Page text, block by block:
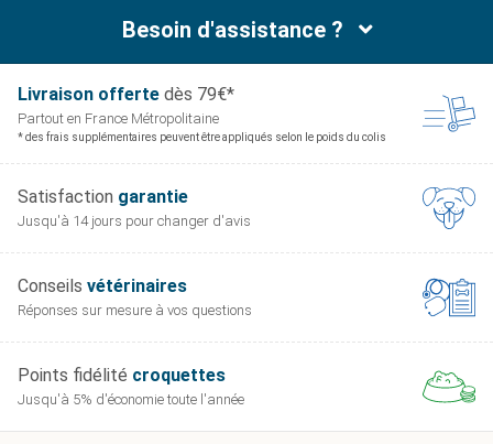
Besoin d'assistance ?
Livraison offerte dès 79€*
Partout en France Métropolitaine
* des frais supplémentaires peuvent être appliqués selon le poids du colis
Satisfaction garantie
Jusqu'à 14 jours pour changer d'avis
Conseils vétérinaires
Réponses sur mesure à vos questions
Points fidélité croquettes
Jusqu'à 5% d'économie toute l'année